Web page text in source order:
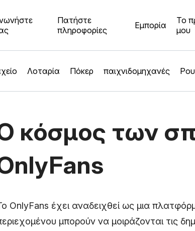
Πατήστε
πληροφορίες
Εμπορία
Το
μου
Λοταρία Πόκερ παιχνιδομηχανές
κόσμος των
OnlyFans έχει αναδειχθεί ως μια
μπορούν να μοιράζονται τις